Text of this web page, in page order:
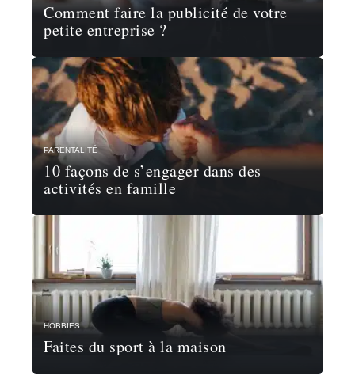
Comment faire la publicité de votre
petite entreprise ?
PARENTALITÉ
10 façons de s’engager dans des
activités en famille
HOBBIES
Faites du sport à la maison